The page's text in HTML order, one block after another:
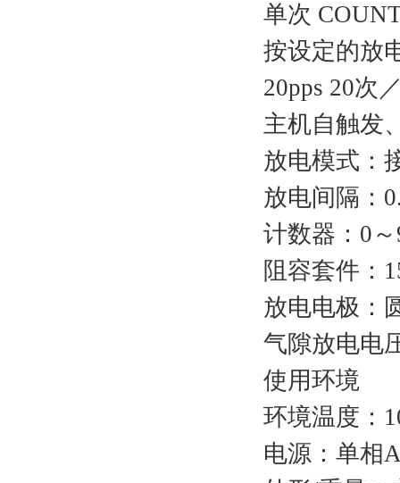
单次
按设定的放
20pps 20次
主机自触发
放电模式：
放电间隔：
计数器：0
阻容套件：
放电电极：
气隙放电电
使用环境
环境温度：
电源：单相